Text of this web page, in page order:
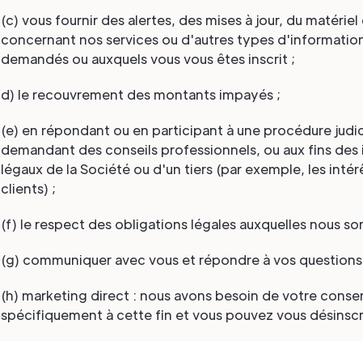
(c) vous fournir des alertes, des mises à jour, du
concernant nos services ou d'autres types
demandés ou auxquels vous vous êtes inscrit ;
d) le recouvrement des montants impayés ;
(e) en répondant ou en participant à une procédure
demandant des conseils professionnels, ou aux fins
légaux de la Société ou d'un tiers (par exemple, les
clients) ;
(f) le respect des obligations légales auxquelles nous
(g) communiquer avec vous et répondre à vos
(h) marketing direct : nous avons besoin de votre
spécifiquement à cette fin et vous pouvez vous